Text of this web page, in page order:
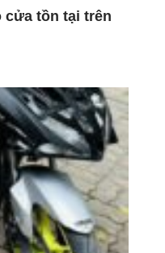
cửa tồn tại trên